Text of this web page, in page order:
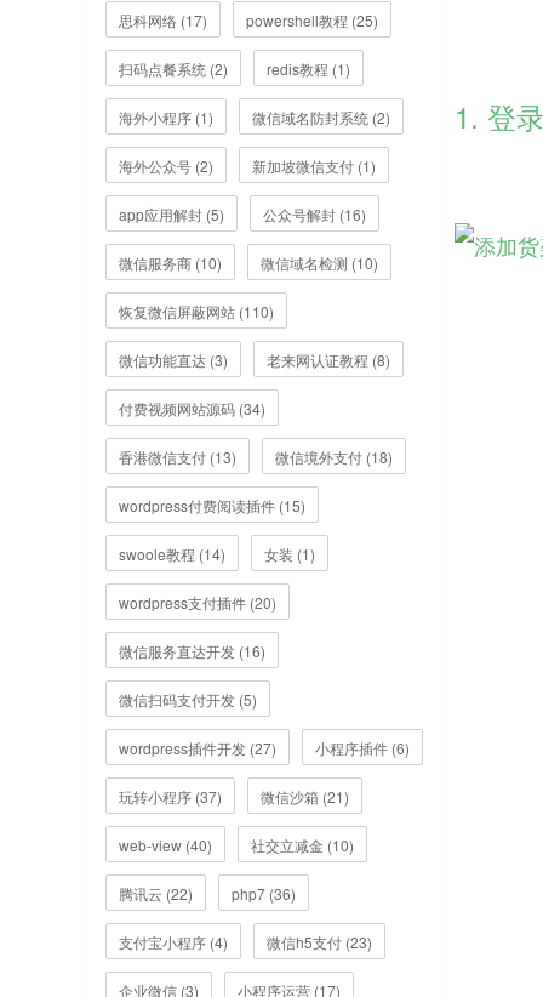
思科网络 (17) powershell教程 (25)
扫码点餐系统 (2) redis教程 (1)
海外小程序 (1) 微信域名防封系统 (2)
海外公众号 (2) 新加坡微信支付 (1)
app应用解封 (5) 公众号解封 (16)
微信服务商 (10) 微信域名检测 (10)
恢复微信屏蔽网站 (110)
微信功能直达 (3) 老来网认证教程 (8)
付费视频网站源码 (34)
香港微信支付 (13) 微信境外支付 (18)
wordpress付费阅读插件 (15)
swoole教程 (14) 女装 (1)
wordpress支付插件 (20)
微信服务直达开发 (16)
微信扫码支付开发 (5)
wordpress插件开发 (27) 小程序插件 (6)
玩转小程序 (37) 微信沙箱 (21)
web-view (40) 社交立减金 (10)
腾讯云 (22) php7 (36)
支付宝小程序 (4) 微信h5支付 (23)
企业微信 (3) 小程序运营 (17)
1. 登